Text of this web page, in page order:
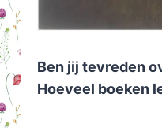
Ben jij tevreden
Hoeveel boeken